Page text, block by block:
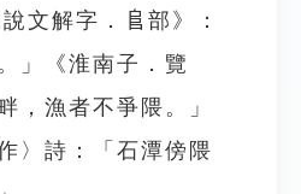
文解字．𨸏部》：
」《淮南子．覽
，漁者不爭隈。」
〉詩：「石潭傍隈